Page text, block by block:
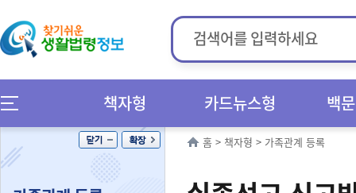
책자형 카드뉴스형 백
홈 > 책자형 > 가족관계 등록